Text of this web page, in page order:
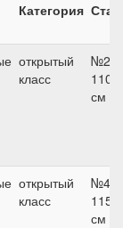
Категория
открытый
класс
№2,
110
см
открытый
класс
№4,
115
см